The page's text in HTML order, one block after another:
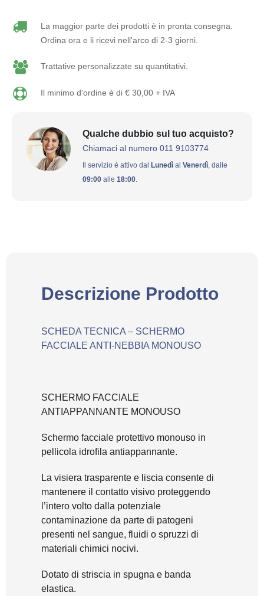
La maggior parte dei prodotti è in pronta consegna.
Ordina ora e li ricevi nell'arco di 2-3 giorni.
Trattative personalizzate su quantitativi.
Il minimo d'ordine è di € 30,00 + IVA
Qualche dubbio sul tuo acquisto?
Chiamaci al numero 011 9103774
Il servizio è attivo dal Lunedì al Venerdì , dalle
09:00 alle 18:00
Descrizione Prodotto
SCHEDA TECNICA – SCHERMO
FACCIALE ANTI-NEBBIA MONOUSO
SCHERMO FACCIALE
ANTIAPPANNANTE MONOUSO
Schermo facciale protettivo monouso in
pellicola idrofila antiappannante.
La visiera trasparente e liscia consente di
mantenere il contatto visivo proteggendo
l’intero volto dalla potenziale
contaminazione da parte di patogeni
presenti nel sangue, fluidi o spruzzi di
materiali chimici nocivi.
Dotato di striscia in spugna e banda
elastica.